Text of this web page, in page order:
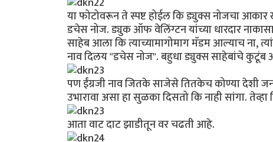
या फोटोवरून ते स्पष्ट होईल कि ड्युक्स नोजचा
डचेस नोज. ड्युक ऑफ वेलिंग्टन यांच्या धारदार
साहेब आला कि त्याच्यामागोमाग मॅडम आल्याच ना,
नाव दिलय "डचेस नोज". बहुधा ड्युक्स साहेबांचे कुटूंब
पण ईंग्रजी नाव जितके साजेसे तितकेच कोण्या देशी
उभारावा असा हा सुळका दिसतो कि नाही सांगा.
आता वाट दाट झाडीतून वर चढती आहे.